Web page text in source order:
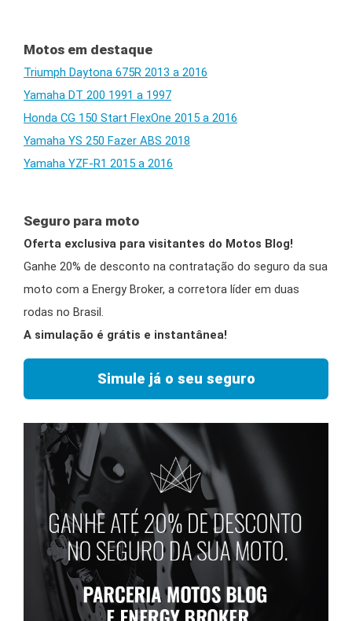
Motos em destaque
Triumph Daytona 675R 2013 a 2016
Yamaha DT 200 1991 a 1997
Honda CG 150 Start FlexOne 2015 a 2016
Yamaha YS 250 Fazer ABS 2018
Yamaha YZF-R1 2015 a 2016
Seguro para moto
Oferta exclusiva para visitantes do Motos Blog!
Ganhe 20% de desconto na contratação do seguro da sua
moto com a Energy Broker, a corretora líder em duas
rodas no Brasil.
A simulação é grátis e instantânea!
Simule já o seu seguro